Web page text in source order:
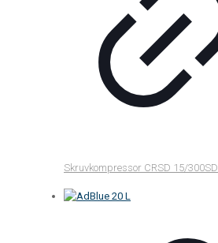
Skruvkompressor CRSD 15/300SD